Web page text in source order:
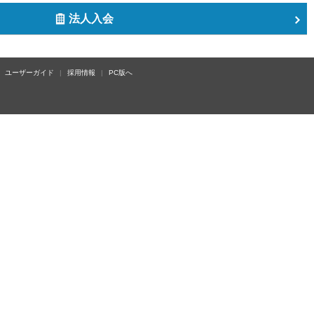
法人入会
ユーザーガイド 採用情報 PC版へ